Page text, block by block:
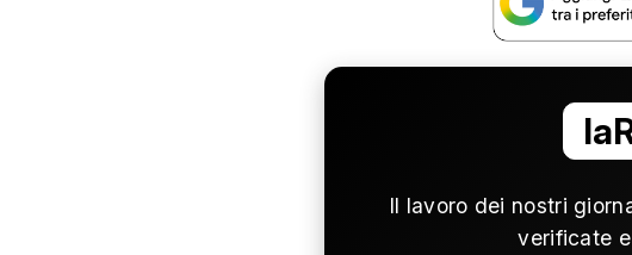
Il lavoro dei nostri
verificate